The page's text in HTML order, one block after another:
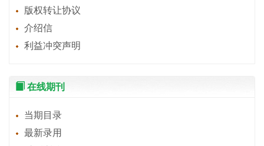
版权转让协议
介绍信
利益冲突声明
在线期刊
当期目录
最新录用